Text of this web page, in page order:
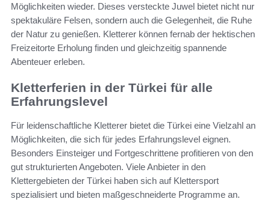
Möglichkeiten wieder. Dieses versteckte Juwel bietet nicht nur
spektakuläre Felsen, sondern auch die Gelegenheit, die Ruhe
der Natur zu genießen. Kletterer können fernab der hektischen
Freizeitorte Erholung finden und gleichzeitig spannende
Abenteuer erleben.
Kletterferien in der Türkei für alle
Erfahrungslevel
Für leidenschaftliche Kletterer bietet die Türkei eine Vielzahl an
Möglichkeiten, die sich für jedes Erfahrungslevel eignen.
Besonders Einsteiger und Fortgeschrittene profitieren von den
gut strukturierten Angeboten. Viele Anbieter in den
Klettergebieten der Türkei haben sich auf Klettersport
spezialisiert und bieten maßgeschneiderte Programme an.